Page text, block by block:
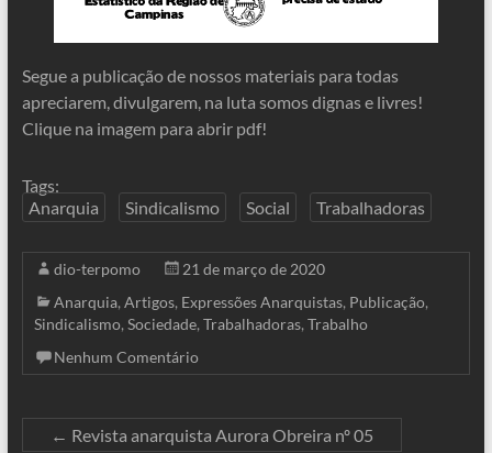
Segue a publicação de nossos materiais para todas
apreciarem, divulgarem, na luta somos dignas e livres!
Clique na imagem para abrir pdf!
Tags:
Anarquia
Sindicalismo Social Trabalhadoras
dio-terpomo
21 de março de 2020
Anarquia, Artigos, Expressões Anarquistas, Publicação,
Sindicalismo, Sociedade, Trabalhadoras, Trabalho
Nenhum Comentário
← Revista anarquista Aurora Obreira nº 05